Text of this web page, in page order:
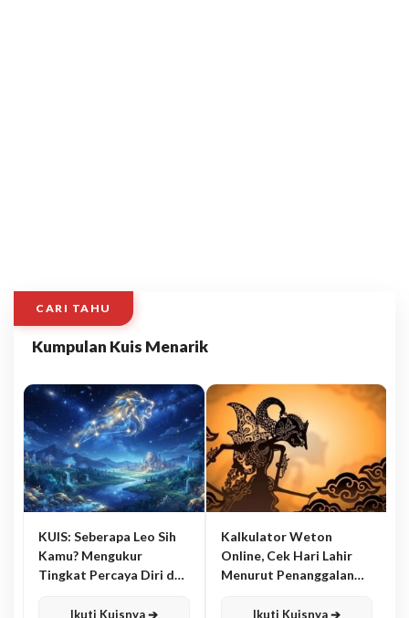
CARI TAHU
Kumpulan Kuis Menarik
KUIS: Seberapa Leo Sih
Kamu? Mengukur
Tingkat Percaya Diri dan
Ikuti Kuisnya ➔
Kalkulator Weton
Online, Cek Hari Lahir
Menurut Penanggalan
Ikuti Kuisnya ➔